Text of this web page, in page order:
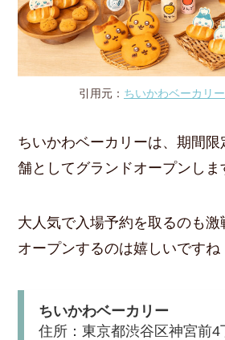
引用元： ちいかわベーカリ
ちいかわベーカリーは、期間
舗としてグランドオープンしま
大人気で入場予約を取るのも
オープンするのは嬉しいですね
ちいかわベーカリー
住所：東京都渋谷区神宮前